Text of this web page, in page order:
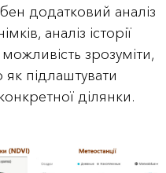
додатковий аналіз
аналіз історії
зрозуміти,
підлаштувати
ділянки.